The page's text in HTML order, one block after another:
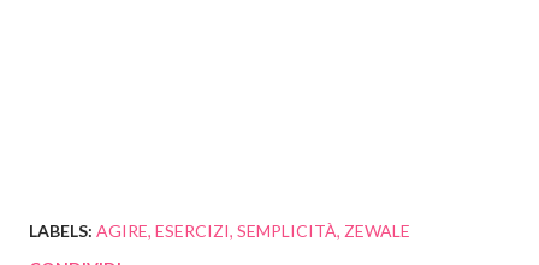
LABELS: AGIRE ESERCIZI SEMPLICITÀ ZEWALE